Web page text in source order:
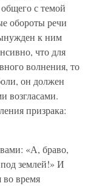
с темой
обороты речи
к ним
что для
волнения, то
он должен
возгласами.
призрака:
«А, браво,
землей!» И
во время